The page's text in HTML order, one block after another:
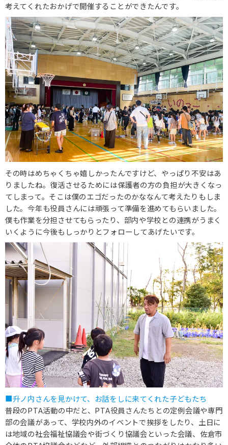
考えてくれたおかげで開催することができたんです。
その時はめちゃくちゃ嬉しかったんですけど、やっぱり不安はあ
りましたね。復活させるためには保護者の方の負担が大きくなっ
てしまって。そこは僕のエゴだったのかななんて考えたりもしま
した。今年も役員さんには頑張って準備を進めてもらいました。
僕も作業を分担させてもらったり、部内や学校との連携がうまく
いくように今後もしっかりとフォローしてあげたいです。
■升ノ内さんを見かけて、お話をしに来てくれた子どもたち
普段のPTA活動の中だと、PTA役員さんたちとの定例会議や専門
部の会議があって、学校内外のイベントで挨拶をしたり、土日に
は地域の社会福祉協議会や街づくり協議会といった会議、佐倉市